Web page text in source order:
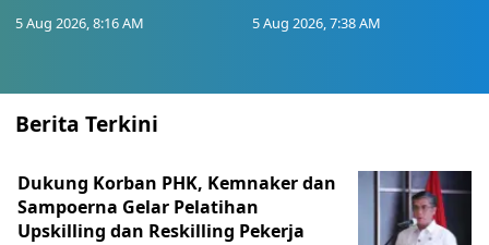
5 Aug 2026, 8:16 AM 5 Aug 2026, 7:38 AM
Berita Terkini
Dukung Korban PHK, Kemnaker dan
Sampoerna Gelar Pelatihan
Upskilling dan Reskilling Pekerja